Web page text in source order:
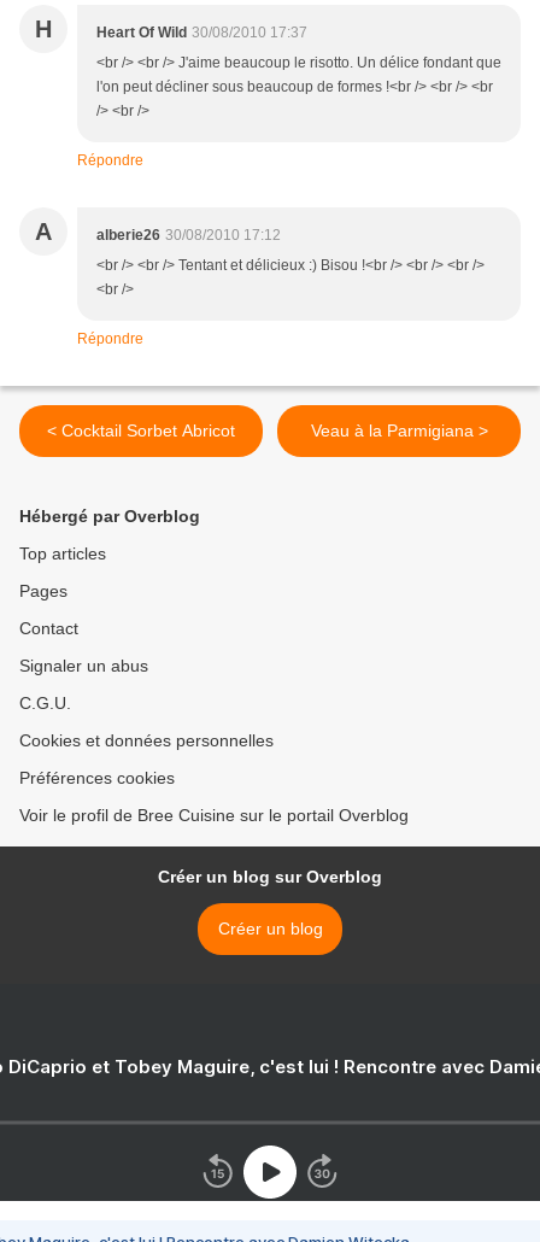
H Heart Of Wild 30/08/2010 17:37
<br /> <br /> J'aime beaucoup le risotto. Un délice fondant que
l'on peut décliner sous beaucoup de formes !<br /> <br /> <br
/> <br />
Répondre
A alberie26 30/08/2010 17:12
<br /> <br /> Tentant et délicieux :) Bisou !<br /> <br /> <br />
<br />
Répondre
< Cocktail Sorbet Abricot Veau à la Parmigiana >
Hébergé par Overblog
Top articles
Pages
Contact
Signaler un abus
C.G.U.
Cookies et données personnelles
Préférences cookies
Voir le profil de Bree Cuisine sur le portail Overblog
Créer un blog sur Overblog
Créer un blog
DiCaprio et Tobey Maguire, c'est lui ! Rencontre avec